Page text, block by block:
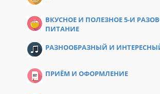
ВКУСНОЕ И ПОЛЕЗНОЕ 5-И
ПИТАНИЕ
РАЗНООБРАЗНЫЙ И
ПРИЁМ И ОФОРМЛЕНИЕ